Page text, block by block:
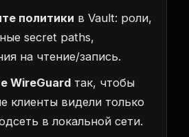
политики в Vault: роли,
secret paths,
на чтение/запись.
WireGuard так, чтобы
клиенты видели только
в локальной сети.